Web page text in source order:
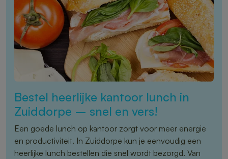
Bestel heerlijke kantoor lunch in
Zuiddorpe – snel en vers!
Een goede lunch op kantoor zorgt voor meer energie
en productiviteit. In Zuiddorpe kun je eenvoudig een
heerlijke lunch bestellen die snel wordt bezorgd. Van